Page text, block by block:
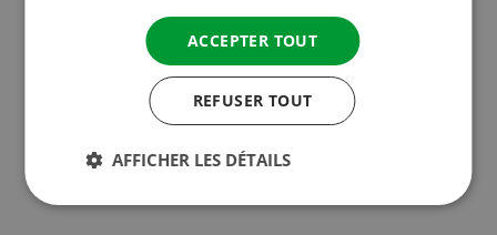
Pour votre smartphone ou tablette :
cette appli
comprend des informations détaillées sur presque
8 000 campings ACSI contrôlés dans toute l’Europe.
groupes de pays à partir de 0,99 €.
ACCEPTER TOUT
REFUSER TOUT
AFFICHER LES DÉTAILS